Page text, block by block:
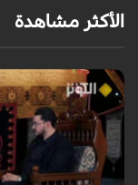
الأكثر مشاهدة